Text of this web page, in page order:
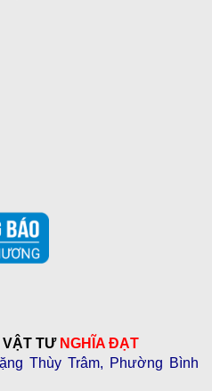
VẬT TƯ NGHĨA ĐẠT
Thùy Trâm, Phường Bình